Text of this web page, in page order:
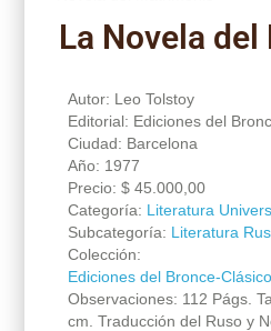
La Novela
Autor: Leo Tolstoy
Editorial: Ediciones del
Ciudad: Barcelona
Año: 1977
Precio: $45.000,00
Categoría: Literatura
Subcategoría: Literatura
Colección:
Ediciones del Bronce-
Observaciones: 112 Págs.
cm. Traducción del Ruso y